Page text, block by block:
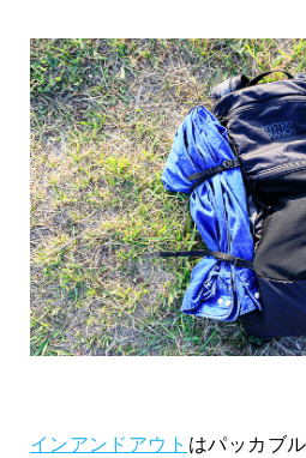
インアンドアウト はパッカブ